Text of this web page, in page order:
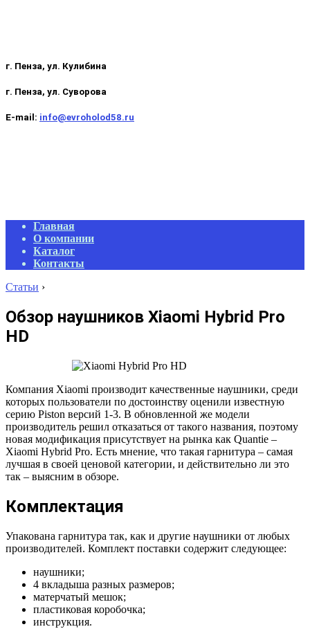
г. Пенза, ул. Кулибина
г. Пенза, ул. Суворова
E-mail: info@evroholod58.ru
Primary
Navigation
Menu
Главная
О компании
Каталог
Контакты
Статьи ›
Обзор наушников Xiaomi Hybrid Pro
HD
Компания Xiaomi производит качественные наушники, среди
которых пользователи по достоинству оценили известную
серию Piston версий 1-3. В обновленной же модели
производитель решил отказаться от такого названия, поэтому
новая модификация присутствует на рынка как Quantie –
Xiaomi Hybrid Pro. Есть мнение, что такая гарнитура – самая
лучшая в своей ценовой категории, и действительно ли это
так – выясним в обзоре.
Комплектация
Упакована гарнитура так, как и другие наушники от любых
производителей. Комплект поставки содержит следующее:
наушники;
4 вкладыша разных размеров;
матерчатый мешок;
пластиковая коробочка;
инструкция.